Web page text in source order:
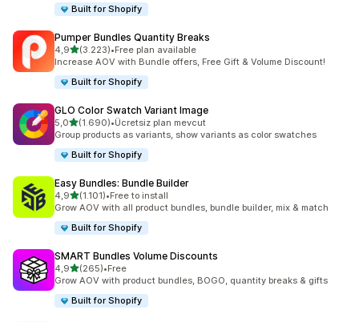
Built for Shopify
Pumper Bundles Quantity Breaks
4,95 yıldız üzerinden
(3.223)
toplam 3223 değerlendirme
•Free plan available
Increase AOV with Bundle offers, Free Gift & Volume Discount!
Built for Shopify
GLO Color Swatch Variant Image
5,05 yıldız üzerinden
(1.690)
toplam 1690 değerlendirme
•Ücretsiz plan mevcut
Group products as variants, show variants as color swatches
Built for Shopify
Easy Bundles: Bundle Builder
4,95 yıldız üzerinden
(1.101)
toplam 1101 değerlendirme
•Free to install
Grow AOV with all product bundles, bundle builder, mix & match
Built for Shopify
SMART Bundles Volume Discounts
4,95 yıldız üzerinden
(265)
toplam 265 değerlendirme
•Free
Grow AOV with product bundles, BOGO, quantity breaks & gifts
Built for Shopify